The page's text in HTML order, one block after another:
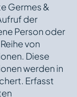
Germes &
der
Person oder
von
Diese
werden in
Erfasst